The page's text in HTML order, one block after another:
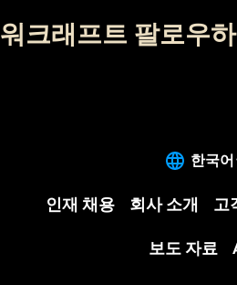
워크래프트 팔로우